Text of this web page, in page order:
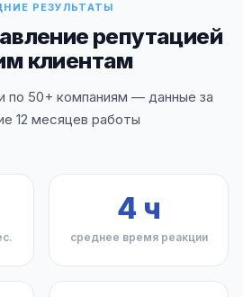
РЕЗУЛЬТАТЫ
репутацией
клиентам
по 50+ компаниям — данные за
12 месяцев работы
4 ч
среднее время реакции